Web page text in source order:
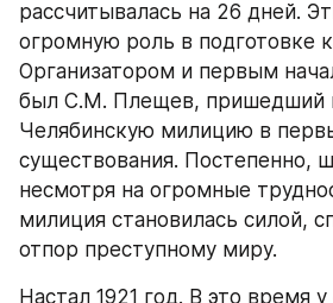
рассчитывалась на 26 дней.
огромную роль в подготовке
Организатором и первым
был С.М. Плещев, пришедший
Челябинскую милицию в
существования. Постепенно,
несмотря на огромные
милиция становилась силой,
отпор преступному миру.
Настал 1921 год. В это время